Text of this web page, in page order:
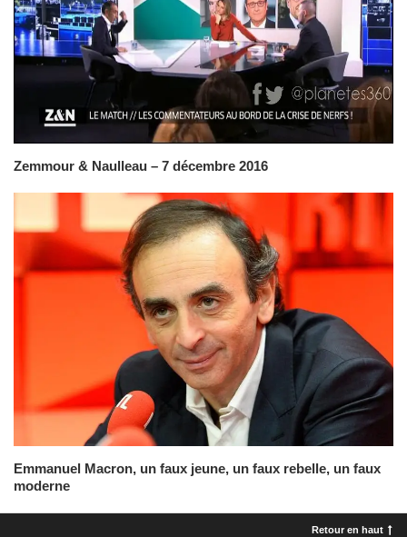
Zemmour & Naulleau – 7 décembre 2016
Emmanuel Macron, un faux jeune, un faux rebelle, un faux
moderne
Retour en haut